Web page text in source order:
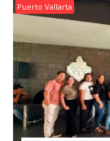
Puerto Vallarta